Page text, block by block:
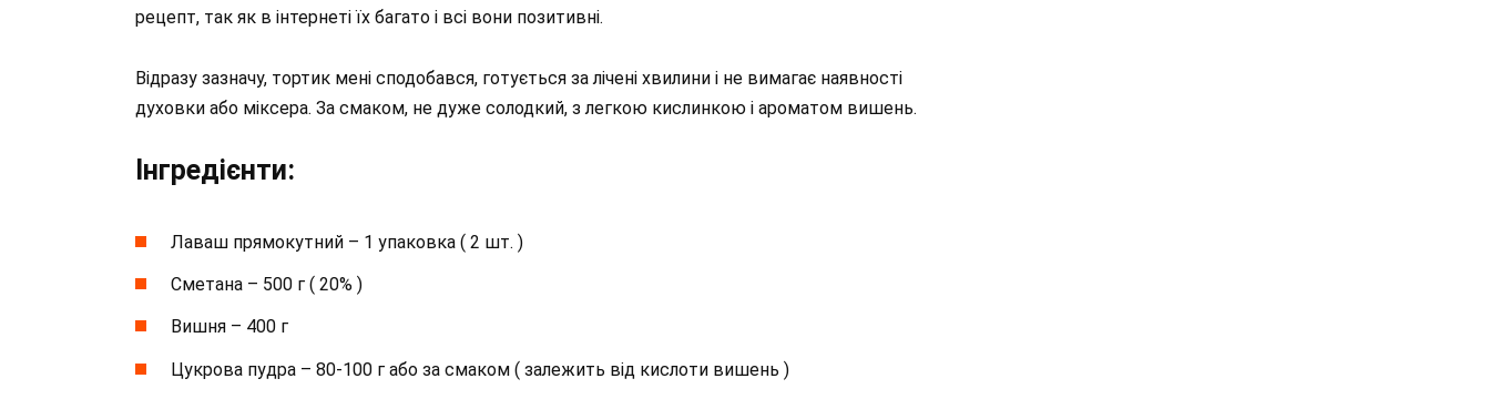
рецепт, так як в інтернеті їх багато і всі вони позитивні.
Відразу зазначу, тортик мені сподобався, готується за лічені хвилини і не вимагає наявності
духовки або міксера. За смаком, не дуже солодкий, з легкою кислинкою і ароматом вишень.
Інгредієнти:
Лаваш прямокутний – 1 упаковка ( 2 шт. )
Сметана – 500 г ( 20% )
Вишня – 400 г
Цукрова пудра – 80-100 г або за смаком ( залежить від кислоти вишень )